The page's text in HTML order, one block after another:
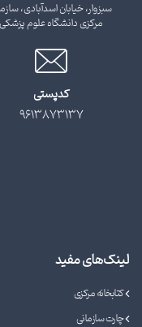
سبزوار، خیابان اسدآبادی،
مرکزی دانشگاه علوم پزشکی
کدپستی
9613873137
لینک‌های مفید
کتابخانه مرکزی
چارت سازمانی